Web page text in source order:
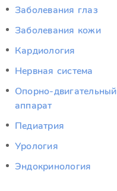
Заболевания глаз
Заболевания кожи
Кардиология
Нервная система
Опорно-двигательный
аппарат
Педиатрия
Урология
Эндокринология